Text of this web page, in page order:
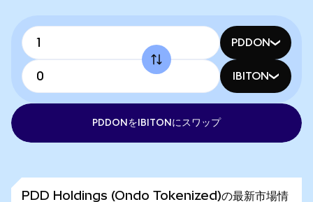
PDDON
IBITON
PDDONをIBITONにスワップ
PDD Holdings (Ondo Tokenized)の最新市場情